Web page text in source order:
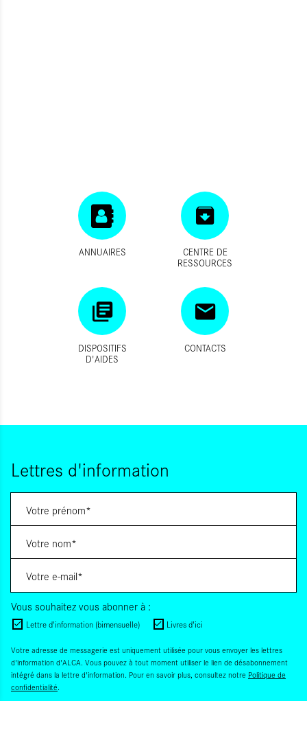
ANNUAIRES
CENTRE DE
RESSOURCES
DISPOSITIFS
D'AIDES
CONTACTS
Lettres d'information
Vous souhaitez vous abonner à :
Lettre d'information (bimensuelle) Livres d'ici
Votre adresse de messagerie est uniquement utilisée pour vous envoyer les lettres
d'information d'ALCA. Vous pouvez à tout moment utiliser le lien de désabonnement
intégré dans la lettre d'information. Pour en savoir plus, consultez notre Politique de
confidentialité.